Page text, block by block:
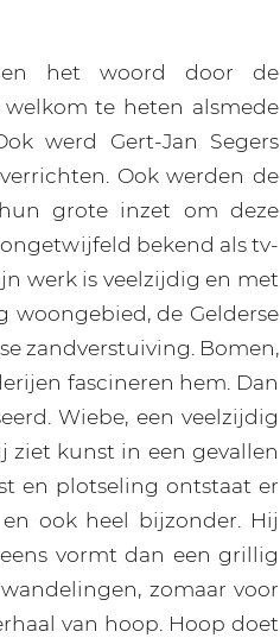
het woord door de
te heten alsmede
werd Gert-Jan Segers
Ook werden de
grote inzet om deze
bekend als tv-
werk is veelzijdig en met
de Gelderse
zandverstuiving. Bomen,
fascineren hem. Dan
Wiebe, een veelzijdig
ziet kunst in een gevallen
en plotseling ontstaat er
ook heel bijzonder. Hij
vormt dan een grillig
zomaar voor
van hoop. Hoop doet